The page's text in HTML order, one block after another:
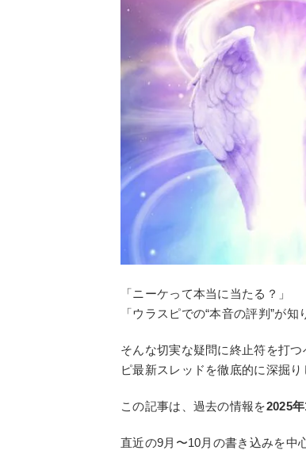
「ニーケって本当に当たる？」
「ウラスピでの“本音の評判”が知
そんな切実な疑問に終止符を打
ピ最新スレッドを徹底的に深掘り
この記事は、過去の情報を2025
直近の9月〜10月の書き込みを中